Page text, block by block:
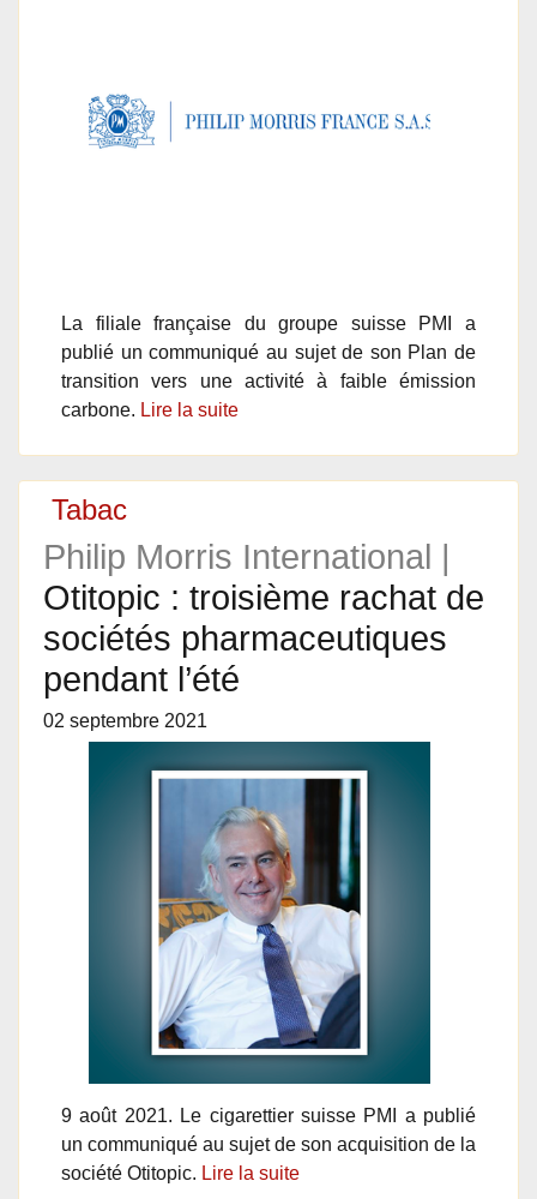
La filiale française du groupe suisse PMI a
publié un communiqué au sujet de son Plan de
transition vers une activité à faible émission
carbone. Lire la suite
Tabac
Philip Morris International |
Otitopic : troisième rachat de
sociétés pharmaceutiques
pendant l’été
02 septembre 2021
9 août 2021. Le cigarettier suisse PMI a publié
un communiqué au sujet de son acquisition de la
société Otitopic. Lire la suite